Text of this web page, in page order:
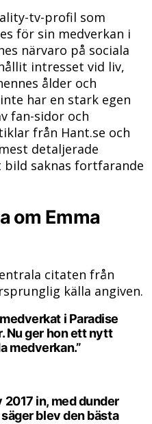
tv-profil som
för sin medverkan i
närvaro på sociala
intresset vid liv,
ålder och
har en stark egen
fan-sidor och
från Hant.se och
detaljerade
saknas fortfarande
om Emma
citaten från
källa angiven.
i Paradise
Nu ger hon ett nytt
medverkan.”
2017 in, med dunder
blev den bästa